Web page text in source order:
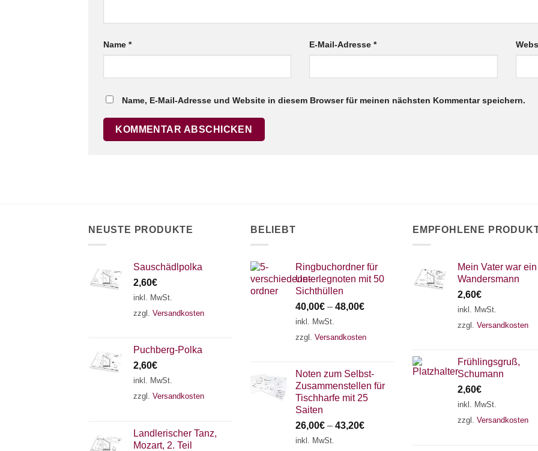
Name * E-Mail-Adresse*
Name, E-Mail-Adresse und Website in diesem Browser für meinen nächsten Kommentar speichern.
NEUSTE PRODUKTE
Sauschädlpolka
2,60€
inkl. MwSt.
zzgl. Versandkosten
Puchberg-Polka
2,60€
inkl. MwSt.
zzgl. Versandkosten
Landlerischer Tanz,
Mozart, 2. Teil
BELIEBT
Ringbuchordner für
Unterlegnoten mit 50
Sichthüllen
40,00€ – 48,00€
inkl. MwSt.
zzgl. Versandkosten
Noten zum Selbst-
Zusammenstellen für
Tischharfe mit 25
Saiten
26,00€ – 43,20€
inkl. MwSt.
EMPFOHLENE
Mein Vater war ein
Wandersmann
2,60€
inkl. MwSt.
zzgl. Versandkosten
Frühlingsgruß,
Schumann
2,60€
inkl. MwSt.
zzgl. Versandkosten